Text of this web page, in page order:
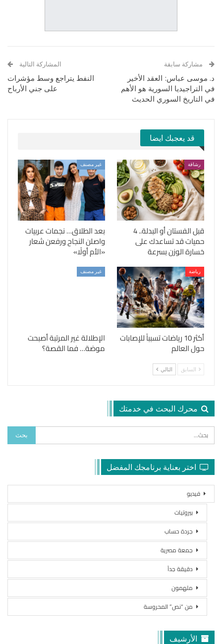
مشاركة سابقة
د. موسى عباس: العقد الأخير
في التراجيديا السورية هو الأهم
في التاريخ السوري الحديث
المشاركة التالية
النفط يتراجع وسط مؤشرات
على جني الأرباح
قد يعجبك ايضا
رشاقة
قبل الفستان أو البدلة.. 4
حميات قد تساعدك على
خسارة الوزن بسرعة
غير مصنف
بعد الطلاق… نجمات عربيات
واصلن النجاح ورفعن شعار
«الأم أولًا»
رياضة
أكثر 10 رياضات تسبباً للإصابات
حول العالم
غير مصنف
الإطلالة غير المرتبة أصبحت
موضة… فما القصة؟
السابق التالي
محرك البحث في خدمتك
اختر بعناية برنامجك المفضل
فيديو
بيروتيات
جردة حساب
جمعة مصرية
دقيقة جداً
ملهمون
من “نص” المحروسة
الأرشيف